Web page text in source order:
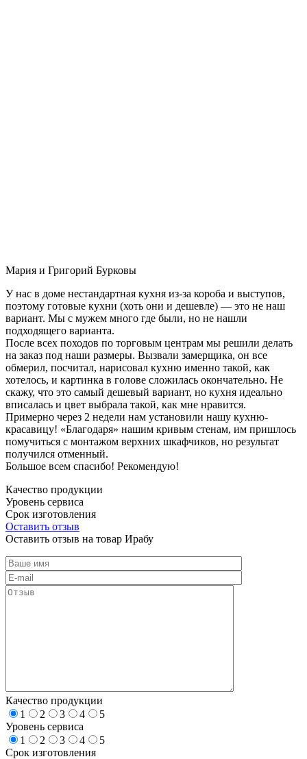
Мария и Григорий Бурковы
У нас в доме нестандартная кухня из-за короба и выступов,
поэтому готовые кухни (хоть они и дешевле) — это не наш
вариант. Мы с мужем много где были, но не нашли
подходящего варианта.
После всех походов по торговым центрам мы решили делать
на заказ под наши размеры. Вызвали замерщика, он все
обмерил, посчитал, нарисовал кухню именно такой, как
хотелось, и картинка в голове сложилась окончательно. Не
скажу, что это самый дешевый вариант, но кухня идеально
вписалась и цвет выбрала такой, как мне нравится.
Примерно через 2 недели нам установили нашу кухню-
красавицу! «Благодаря» нашим кривым стенам, им пришлось
помучиться с монтажом верхних шкафчиков, но результат
получился отменный.
Большое всем спасибо! Рекомендую!
Качество продукции
Уровень сервиса
Срок изготовления
Оставить отзыв
Оставить отзыв на товар Ирабу
Качество продукции
1
2 3 4
5
Уровень сервиса
1
2 3 4
5
Срок изготовления